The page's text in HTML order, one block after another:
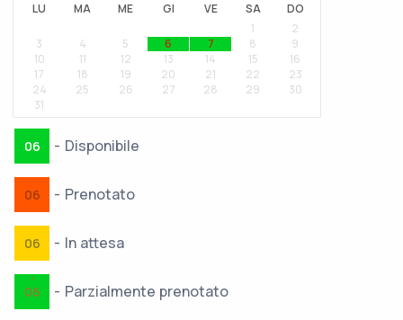
LU MA ME GI VE SA
DO
1
2
3
4 5 ··
6 ··
7 8
9
10
11 12 13 14 15
16
17
18 19 20 21 22
23
24
25 26 27 28 29
30
31
06 - Disponibile
06 - Prenotato
06 - In attesa
·
06 - Parzialmente prenotato